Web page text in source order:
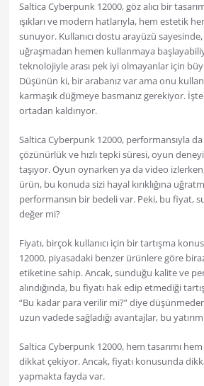
Saltica Cyberpunk 12000, göz alıcı bir
ışıkları ve modern hatlarıyla, hem estetik
sunuyor. Kullanıcı dostu arayüzü
uğraşmadan hemen kullanmaya
teknolojiyle arası pek iyi olmayanlar için
Düşünün ki, bir arabanız var ama onu
karmaşık düğmeye basmanız gerekiyor.
ortadan kaldırıyor.
Saltica Cyberpunk 12000, performansıyla
çözünürlük ve hızlı tepki süresi, oyun
taşıyor. Oyun oynarken ya da video izlerken,
ürün, bu konuda sizi hayal kırıklığına
performansın bir bedeli var. Peki, bu fiyat,
değer mi?
Fiyatı, birçok kullanıcı için bir tartışma
12000, piyasadaki benzer ürünlere göre
etiketine sahip. Ancak, sunduğu kalite ve
alındığında, bu fiyatı hak edip etmediği
“Bu kadar para verilir mi?” diye
uzun vadede sağladığı avantajlar, bu
Saltica Cyberpunk 12000, hem tasarımı
dikkat çekiyor. Ancak, fiyatı konusunda
yapmakta fayda var.